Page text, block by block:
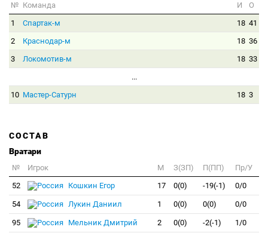
№ Команда И
О
1
Спартак-м 18 41
2
Краснодар-м 18 36
3
Локомотив-м 18 33
...
10 Мастер-Сатурн 18 3
СОСТАВ
Вратари
№ Игрок M З(ЗП) П(ПП)
Пр/У
52
Кошкин Егор 17 0(0) -19(-1) 0/0
54 Лукин Даниил 1 0(0) 0(0) 0/0
95 Мельник Дмитрий 2 0(0) -2(-1) 1/0